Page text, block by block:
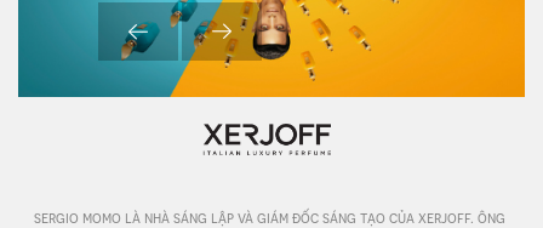
sergio momo là nhà sáng lập và giám đốc sáng tạo của xerjoff. ông